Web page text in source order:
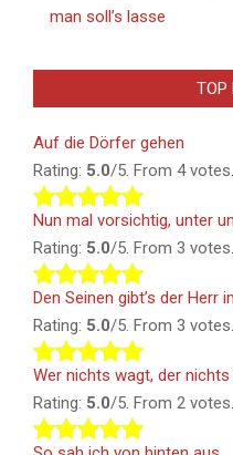
man soll’s lasse
TOP
Auf die Dörfer gehen
Rating: 5.0/5. From 4 votes.
Nun mal vorsichtig, unter
Rating: 5.0/5. From 3 votes.
Den Seinen gibt’s der Herr
Rating: 5.0/5. From 3 votes.
Wer nichts wagt, der
Rating: 5.0/5. From 2 votes.